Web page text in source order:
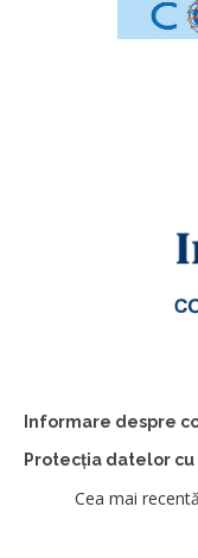
Informare despre
Protecția datelor
Cea mai